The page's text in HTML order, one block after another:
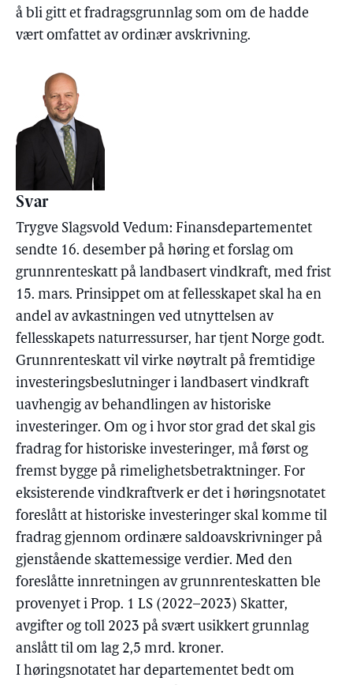
å bli gitt et fradragsgrunnlag som om de hadde
vært omfattet av ordinær avskrivning.
Svar
Trygve Slagsvold Vedum: Finansdepartementet
sendte 16. desember på høring et forslag om
grunnrenteskatt på landbasert vindkraft, med frist
15. mars. Prinsippet om at fellesskapet skal ha en
andel av avkastningen ved utnyttelsen av
fellesskapets naturressurser, har tjent Norge godt.
Grunnrenteskatt vil virke nøytralt på fremtidige
investeringsbeslutninger i landbasert vindkraft
uavhengig av behandlingen av historiske
investeringer. Om og i hvor stor grad det skal gis
fradrag for historiske investeringer, må først og
fremst bygge på rimelighetsbetraktninger. For
eksisterende vindkraftverk er det i høringsnotatet
foreslått at historiske investeringer skal komme til
fradrag gjennom ordinære saldoavskrivninger på
gjenstående skattemessige verdier. Med den
foreslåtte innretningen av grunnrenteskatten ble
provenyet i Prop. 1 LS (2022–2023) Skatter,
avgifter og toll 2023 på svært usikkert grunnlag
anslått til om lag 2,5 mrd. kroner.
I høringsnotatet har departementet bedt om